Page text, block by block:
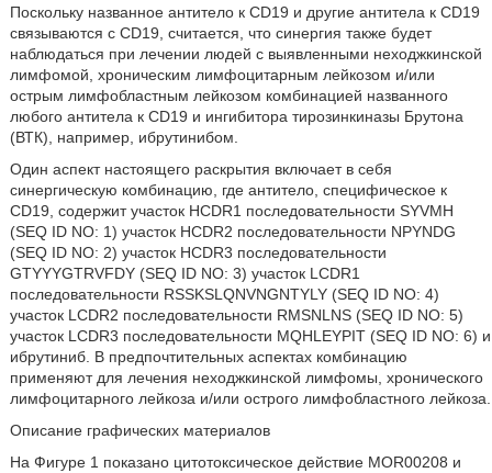
Поскольку названное антитело к CD19 и другие антитела к CD19
связываются с CD19, считается, что синергия также будет
наблюдаться при лечении людей с выявленными неходжкинской
лимфомой, хроническим лимфоцитарным лейкозом и/или
острым лимфобластным лейкозом комбинацией названного
любого антитела к CD19 и ингибитора тирозинкиназы Брутона
(ВТК), например, ибрутинибом.
Один аспект настоящего раскрытия включает в себя
синергическую комбинацию, где антитело, специфическое к
CD19, содержит участок HCDR1 последовательности SYVMH
(SEQ ID NO: 1) участок HCDR2 последовательности NPYNDG
(SEQ ID NO: 2) участок HCDR3 последовательности
GTYYYGTRVFDY (SEQ ID NO: 3) участок LCDR1
последовательности RSSKSLQNVNGNTYLY (SEQ ID NO: 4)
участок LCDR2 последовательности RMSNLNS (SEQ ID NO: 5)
участок LCDR3 последовательности MQHLEYPIT (SEQ ID NO: 6) и
ибрутиниб. В предпочтительных аспектах комбинацию
применяют для лечения неходжкинской лимфомы, хронического
лимфоцитарного лейкоза и/или острого лимфобластного лейкоза.
Описание графических материалов
На Фигуре 1 показано цитотоксическое действие MOR00208 и